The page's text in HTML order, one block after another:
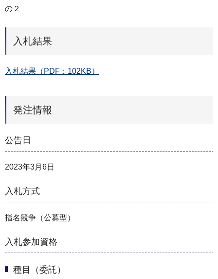
の２
入札結果
入札結果（PDF：102KB）
発注情報
公告日
2023年3月6日
入札方式
指名競争（公募型）
入札参加資格
種目（委託）